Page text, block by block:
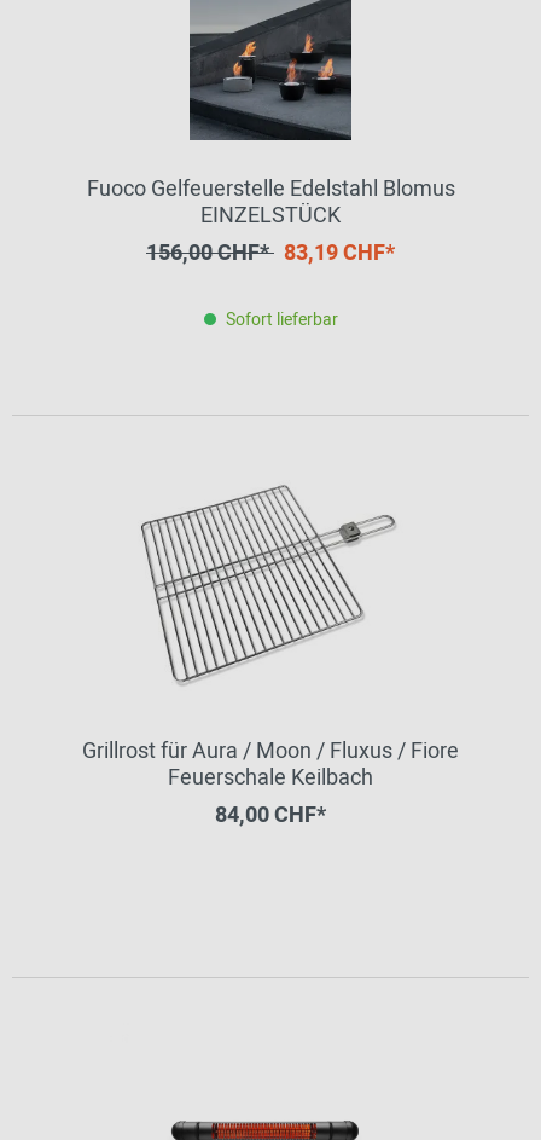
Fuoco Gelfeuerstelle Edelstahl Blomus
EINZELSTÜCK
156,00 CHF* 83,19 CHF*
Sofort lieferbar
Grillrost für Aura / Moon / Fluxus / Fiore
Feuerschale Keilbach
84,00 CHF*